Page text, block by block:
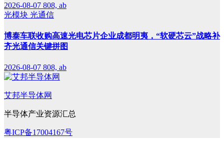
2026-08-07 808, ab
光模块 光通信
博泰车联收购高速光电芯片企业成都明夷，“软硬芯云”战略补
齐光通信关键拼图
2026-08-07 808, ab
艾邦半导体网
半导体产业资源汇总
粤ICP备17004167号